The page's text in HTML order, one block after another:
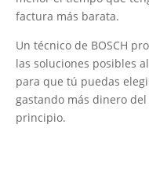
factura más barata.
Un técnico de BOSCH
las soluciones posibles
para que tú puedas
gastando más dinero
principio.